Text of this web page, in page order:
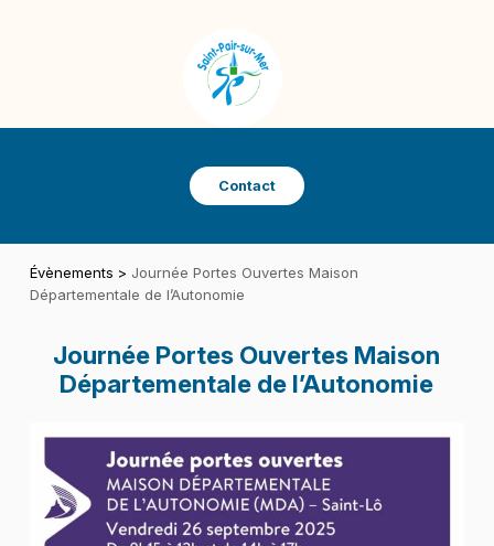
Contact
Évènements > Journée Portes Ouvertes Maison
Départementale de l’Autonomie
Journée Portes Ouvertes Maison
Départementale de l’Autonomie